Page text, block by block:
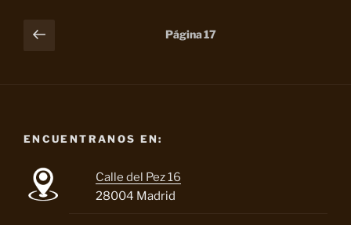
Paginación
Página
Página17
ENCUENTRANOS EN:
Calle del Pez 16
28004 Madrid